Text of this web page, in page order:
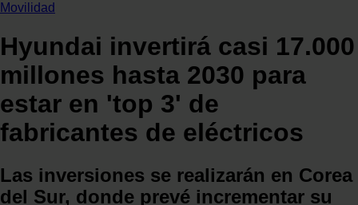
Movilidad
Hyundai invertirá casi 17.000
millones hasta 2030 para
estar en 'top 3' de
fabricantes de eléctricos
Las inversiones se realizarán en Corea
del Sur, donde prevé incrementar su